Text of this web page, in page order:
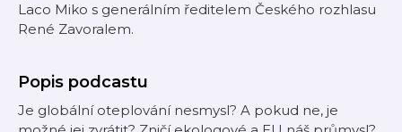
Laco Miko s generálním ředitelem Českého rozhlasu
René Zavoralem.
Popis podcastu
Je globální oteplování nesmysl? A pokud ne, je